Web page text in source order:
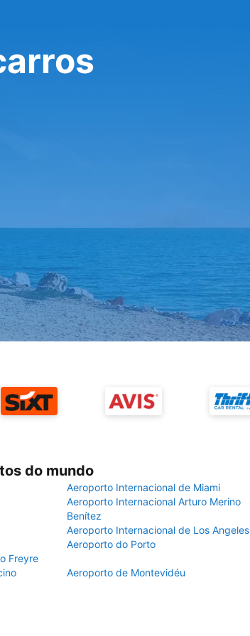
do mundo
Aeroporto Internacional de Miami
Aeroporto Internacional Arturo Merino
Benítez
Aeroporto Internacional de Los Angeles
Freyre
Aeroporto do Porto
Aeroporto de Montevidéu